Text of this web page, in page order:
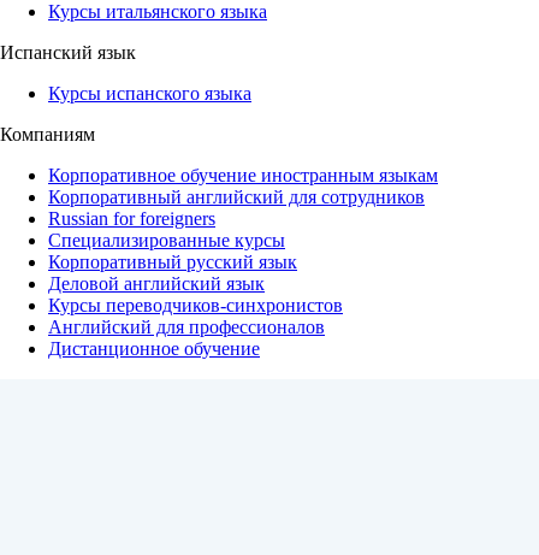
Курсы итальянского языка
Испанский язык
Курсы испанского языка
Компаниям
Корпоративное обучение иностранным языкам
Корпоративный английский для сотрудников
Russian for foreigners
Специализированные курсы
Корпоративный русский язык
Деловой английский язык
Курсы переводчиков-синхронистов
Английский для профессионалов
Дистанционное обучение